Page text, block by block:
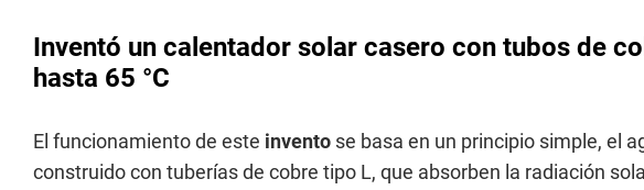
Inventó un calentador solar casero con tubos de
hasta 65 °C
El funcionamiento de este invento se basa en un principio simple, el
construido con tuberías de cobre tipo L, que absorben la radiación